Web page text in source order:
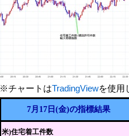
※チャートはTradingViewを使用
7月17日(金)の指標結果
米)住宅着工件数